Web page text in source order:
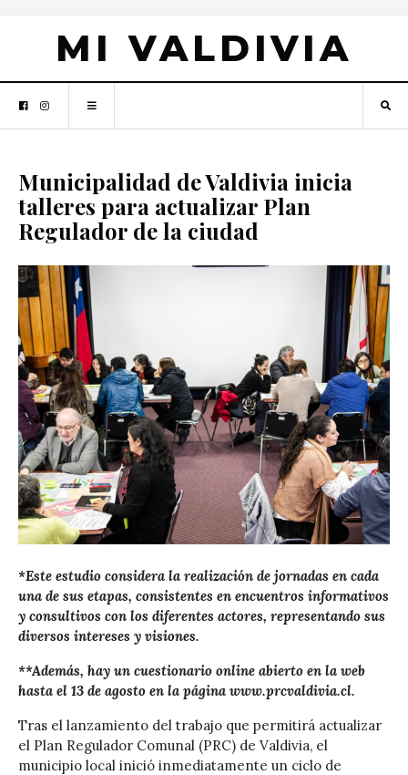
MI VALDIVIA
Municipalidad de Valdivia inicia
talleres para actualizar Plan
Regulador de la ciudad
*Este estudio considera la realización de jornadas en cada
una de sus etapas, consistentes en encuentros informativos
y consultivos con los diferentes actores, representando sus
diversos intereses y visiones.
**Además, hay un cuestionario online abierto en la web
hasta el 13 de agosto en la página www.prcvaldivia.cl.
Tras el lanzamiento del trabajo que permitirá actualizar
el Plan Regulador Comunal (PRC) de Valdivia, el
municipio local inició inmediatamente un ciclo de